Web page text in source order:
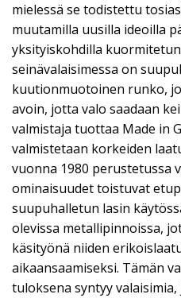
mielessä se todistettu
muutamilla uusilla ideoilla
yksityiskohdilla
seinävalaisimessa on
kuutionmuotoinen runko,
avoin, jotta valo saadaan
valmistaja tuottaa Made in
valmistetaan korkeiden
vuonna 1980 perustetussa
ominaisuudet toistuvat
suupuhalletun lasin
olevissa metallipinnoissa,
käsityönä niiden
aikaansaamiseksi. Tämän
tuloksena syntyy